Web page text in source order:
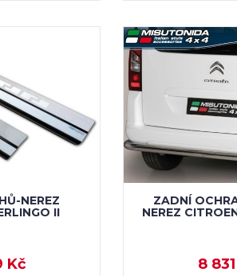
NEREZ
II
Kč
ZADNÍ
NEREZ
8